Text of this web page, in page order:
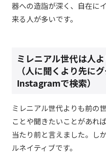
器への造詣が深く、自在に
来る人が多いです。
ミレニアル世代は人
（人に聞くより先に
Instagramで検索）
ミレニアル世代よりも前の
ことや聞きたいことがあれ
当たり前と言えました。し
ルネイティブです。